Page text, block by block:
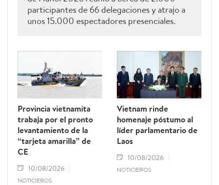
participantes de 66 delegaciones y atrajo a
unos 15.000 espectadores presenciales.
Provincia vietnamita
trabaja por el pronto
levantamiento de la
“tarjeta amarilla” de
CE
10/08/2026
NOTICIEROS
Vietnam rinde
homenaje póstumo al
líder parlamentario de
Laos
10/08/2026
NOTICIEROS